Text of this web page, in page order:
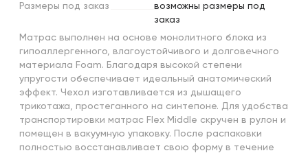
Размеры под заказ
возможны размеры под
заказ
Матрас выполнен на основе монолитного блока из
гипоаллергенного, влагоустойчивого и долговечного
материала Foam. Благодаря высокой степени
упругости обеспечивает идеальный анатомический
эффект. Чехол изготавливается из дышащего
трикотажа, простеганного на синтепоне. Для удобства
транспортировки матрас Flex Middle скручен в рулон и
помещен в вакуумную упаковку. После распаковки
полностью восстанавливает свою форму в течение